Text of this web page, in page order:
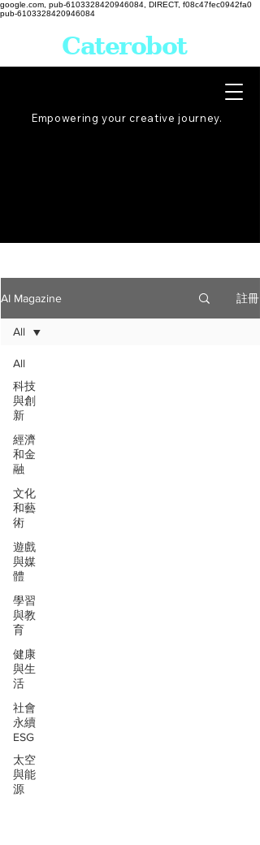
google.com, pub-6103328420946084, DIRECT, f08c47fec0942fa0
pub-6103328420946084
Empowering your creative journey.
Caterobot
AI Magazine 註冊
All
科技
與創
新
經濟
和金
融
文化
和藝
術
遊戲
與媒
體
學習
與教
育
健康
與生
活
社會
永續
ESG
太空
與能
源
All